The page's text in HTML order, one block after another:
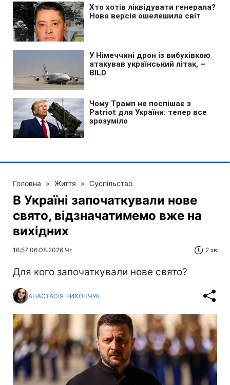
Головна » Життя » Суспільство
В Україні започаткували нове
свято, відзначатимемо вже на
вихідних
16:57 06.08.2026 Чт 2 хв
Для кого започаткували нове свято?
АНАСТАСІЯ НИКОНЧУК